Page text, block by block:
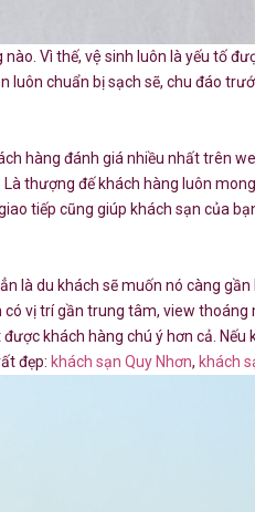
Vì thế, vệ sinh luôn là yếu tố
luôn chuẩn bị sạch sẽ, chu đáo
hàng đánh giá nhiều nhất trên
thượng đế khách hàng luôn
tiếp cũng giúp khách sạn của
là du khách sẽ muốn nó càng
vị trí gần trung tâm, view
khách hàng chú ý hơn cả.
đẹp: khách sạn Quy Nhơn, khách